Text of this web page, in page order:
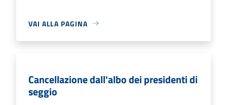
VAI ALLA PAGINA
Cancellazione dall'albo dei presidenti di
seggio